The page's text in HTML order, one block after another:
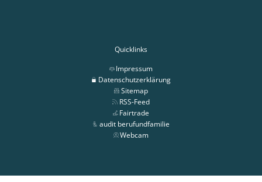
Quicklinks
Impressum
Datenschutzerklärung
Sitemap
RSS-Feed
Fairtrade
audit berufundfamilie
Webcam